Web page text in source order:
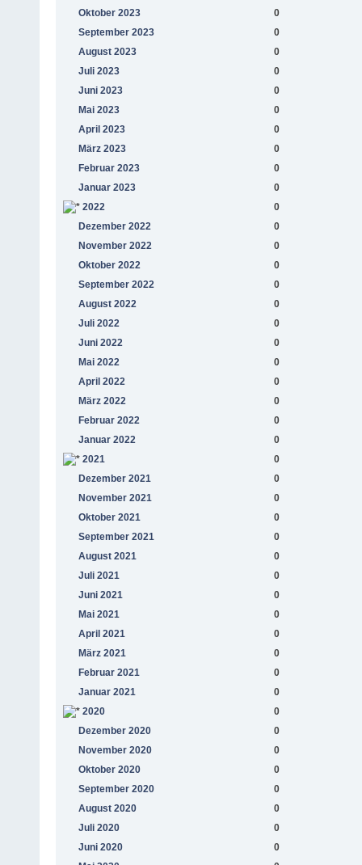
Oktober 2023
0
September 2023
0
August 2023
0
Juli 2023
0
Juni 2023
0
Mai 2023
0
April 2023
0
März 2023
0
Februar 2023
0
Januar 2023
0
2022
0
Dezember 2022
0
November 2022
0
Oktober 2022
0
September 2022
0
August 2022
0
Juli 2022
0
Juni 2022
0
Mai 2022
0
April 2022
0
März 2022
0
Februar 2022
0
Januar 2022
0
2021
0
Dezember 2021
0
November 2021
0
Oktober 2021
0
September 2021
0
August 2021
0
Juli 2021
0
Juni 2021
0
Mai 2021
0
April 2021
0
März 2021
0
Februar 2021
0
Januar 2021
0
2020
0
Dezember 2020
0
November 2020
0
Oktober 2020
0
September 2020
0
August 2020
0
Juli 2020
0
Juni 2020
0